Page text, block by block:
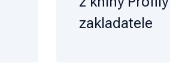
zakladatele